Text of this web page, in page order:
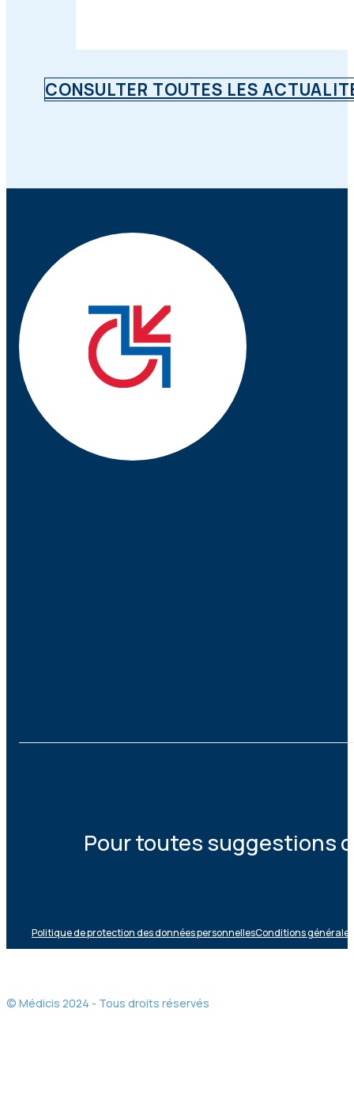
CONSULTER TOUTES LES
Pour toutes suggestions
Politique de protection des données personnellesConditions
© Médicis 2024 - Tous droits réservés